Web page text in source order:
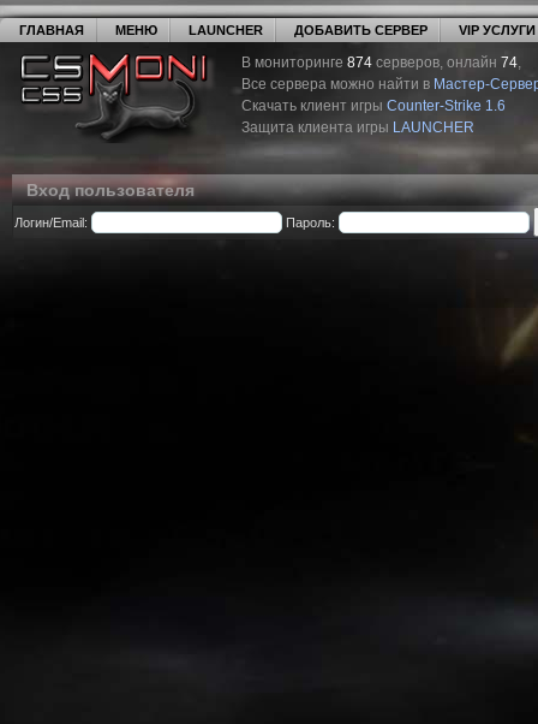
ГЛАВНАЯ МЕНЮ LAUNCHER ДОБАВИТЬ СЕРВЕР VIP УСЛУГИ
В мониторинге 874 серверов, онлайн 74,
Все сервера можно найти в Мастер-
Скачать клиент игры Counter-Strike 1.6
Защита клиента игры LAUNCHER
Вход пользователя
Логин/Email: Пароль: